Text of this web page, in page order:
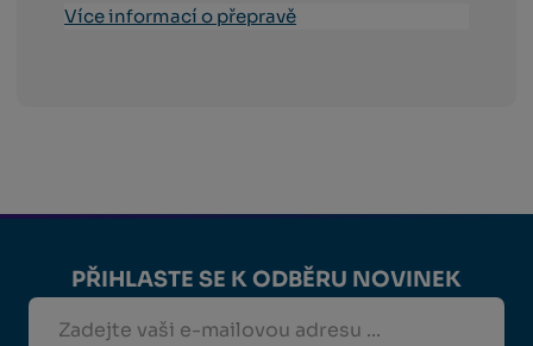
Více informací o přepravě
PŘIHLASTE SE K ODBĚRU NOVINEK